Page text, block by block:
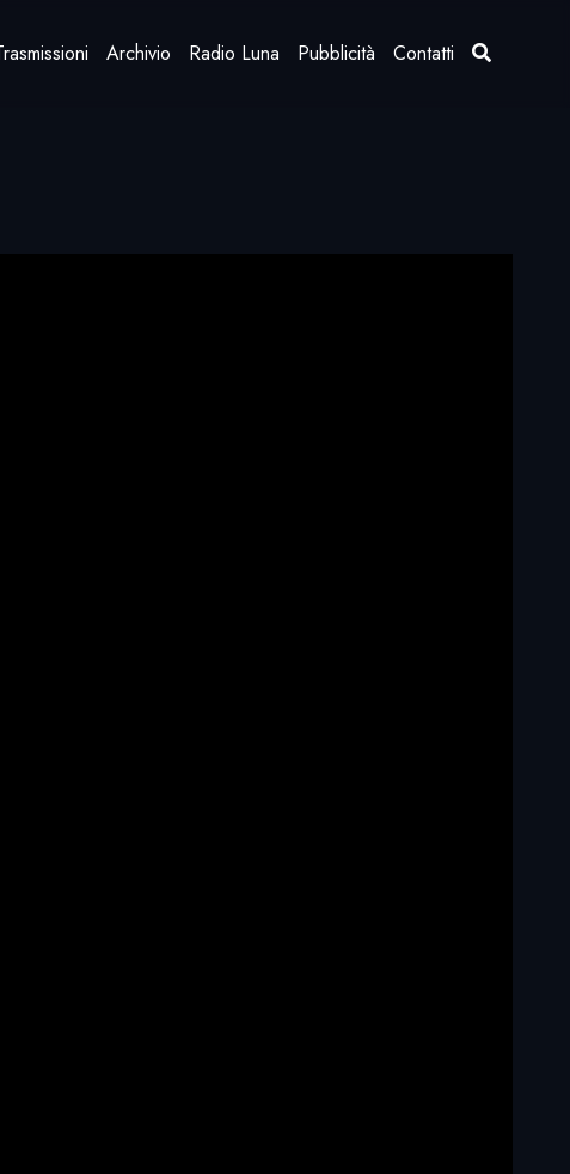
Archivio Radio Luna Pubblicità Contatti